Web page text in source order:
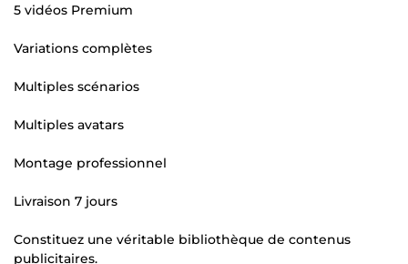
5 vidéos Premium
Variations complètes
Multiples scénarios
Multiples avatars
Montage professionnel
Livraison 7 jours
Constituez une véritable bibliothèque de contenus
publicitaires.